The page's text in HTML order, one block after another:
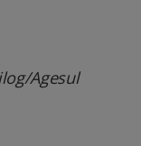
Agesul